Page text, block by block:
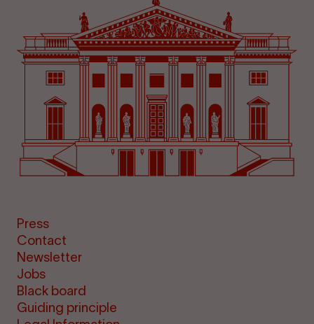
Press
Contact
Newsletter
Jobs
Black board
Guiding principle